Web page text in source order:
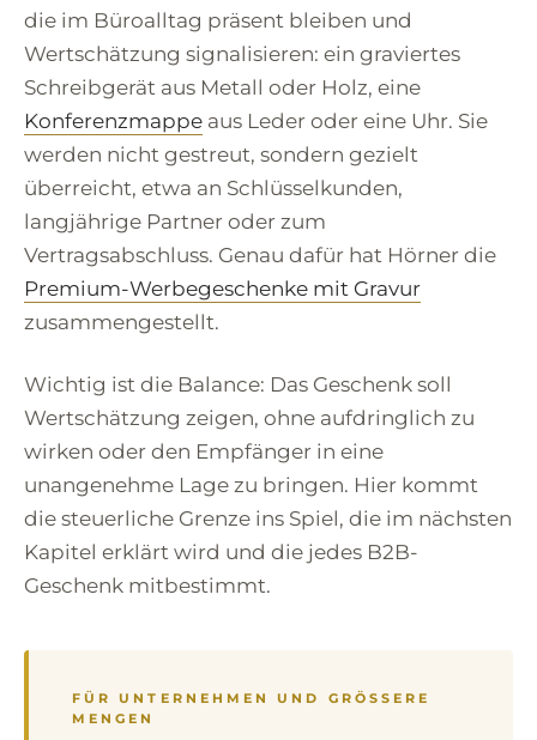
die im Büroalltag präsent bleiben und
Wertschätzung signalisieren: ein graviertes
Schreibgerät aus Metall oder Holz, eine
Konferenzmappe aus Leder oder eine Uhr. Sie
werden nicht gestreut, sondern gezielt
überreicht, etwa an Schlüsselkunden,
langjährige Partner oder zum
Vertragsabschluss. Genau dafür hat Hörner die
Premium-Werbegeschenke mit Gravur
zusammengestellt.
Wichtig ist die Balance: Das Geschenk soll
Wertschätzung zeigen, ohne aufdringlich zu
wirken oder den Empfänger in eine
unangenehme Lage zu bringen. Hier kommt
die steuerliche Grenze ins Spiel, die im nächsten
Kapitel erklärt wird und die jedes B2B-
Geschenk mitbestimmt.
FÜR UNTERNEHMEN UND GRÖSSERE M
ENGEN